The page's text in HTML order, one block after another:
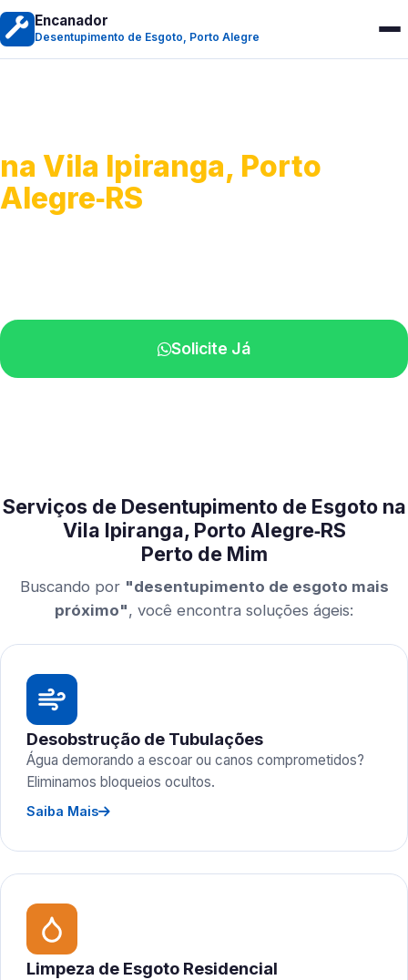
Encanador
Desentupimento de Esgoto, Porto Alegre
na Vila Ipiranga, Porto
Alegre‑RS
Solicite Já
Serviços de Desentupimento de Esgoto na
Vila Ipiranga, Porto Alegre‑RS
Perto de Mim
Buscando por "desentupimento de esgoto mais
próximo", você encontra soluções ágeis:
Desobstrução de Tubulações
Água demorando a escoar ou canos comprometidos?
Eliminamos bloqueios ocultos.
Saiba Mais
Limpeza de Esgoto Residencial